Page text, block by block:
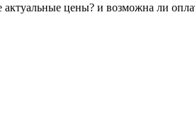
актуальные цены? и возможна ли